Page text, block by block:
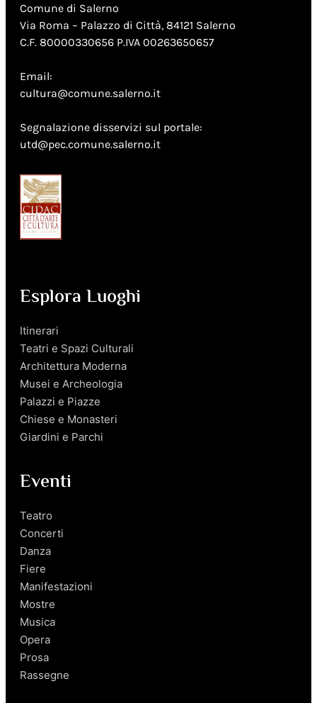
Comune di Salerno
Via Roma – Palazzo di Città, 84121 Salerno
C.F. 80000330656 P.IVA 00263650657
Email:
cultura@comune.salerno.it
Segnalazione disservizi sul portale:
utd@pec.comune.salerno.it
Esplora Luoghi
Itinerari
Teatri e Spazi Culturali
Architettura Moderna
Musei e Archeologia
Palazzi e Piazze
Chiese e Monasteri
Giardini e Parchi
Eventi
Teatro
Concerti
Danza
Fiere
Manifestazioni
Mostre
Musica
Opera
Prosa
Rassegne